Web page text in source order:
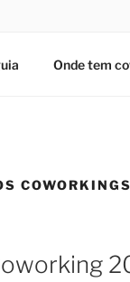
Onde tem